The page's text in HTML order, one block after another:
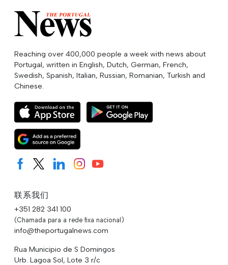
Reaching over 400,000 people a week with news about
Portugal, written in English, Dutch, German, French,
Swedish, Spanish, Italian, Russian, Romanian, Turkish and
Chinese.
联系我们
+351 282 341 100
(Chamada para a rede fixa nacional)
info@theportugalnews.com
Rua Municipio de S Domingos
Urb. Lagoa Sol, Lote 3 r/c